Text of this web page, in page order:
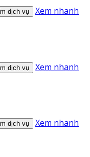
dịch vụ Xem nhanh
dịch vụ Xem nhanh
dịch vụ Xem nhanh